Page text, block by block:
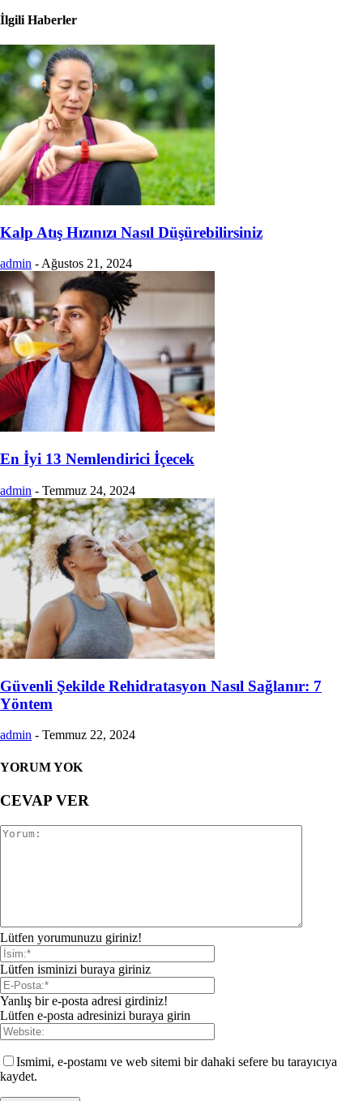
İlgili Haberler
Kalp Atış Hızınızı Nasıl Düşürebilirsiniz
admin -Ağustos 21, 2024
En İyi 13 Nemlendirici İçecek
admin - Temmuz 24, 2024
Güvenli Şekilde Rehidratasyon Nasıl Sağlanır: 7
Yöntem
admin - Temmuz 22, 2024
YORUM YOK
CEVAP VER
Lütfen yorumunuzu giriniz!
Lütfen isminizi buraya giriniz
Yanlış bir e-posta adresi girdiniz!
Lütfen e-posta adresinizi buraya girin
Ismimi, e-postamı ve web sitemi bir dahaki sefere bu tarayıcıya
kaydet.